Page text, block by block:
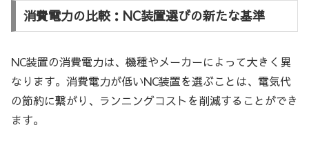
消費電力の比較：NC装置選びの新たな基準
NC装置の消費電力は、機種やメーカーによって大きく異
なります。消費電力が低いNC装置を選ぶことは、電気代
の節約に繋がり、ランニングコストを削減することができ
ます。